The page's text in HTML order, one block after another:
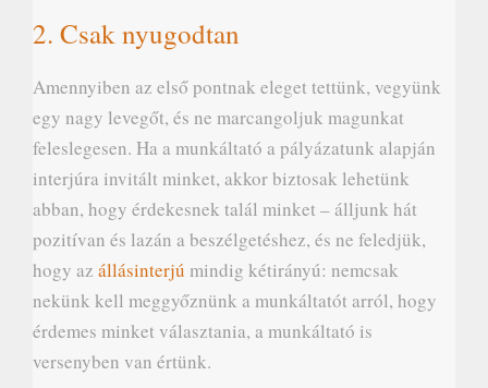
2. Csak nyugodtan
Amennyiben az első pontnak eleget tettünk, vegyünk
egy nagy levegőt, és ne marcangoljuk magunkat
feleslegesen. Ha a munkáltató a pályázatunk alapján
interjúra invitált minket, akkor biztosak lehetünk
abban, hogy érdekesnek talál minket – álljunk hát
pozitívan és lazán a beszélgetéshez, és ne feledjük,
hogy az állásinterjú mindig kétirányú: nemcsak
nekünk kell meggyőznünk a munkáltatót arról, hogy
érdemes minket választania, a munkáltató is
versenyben van értünk.